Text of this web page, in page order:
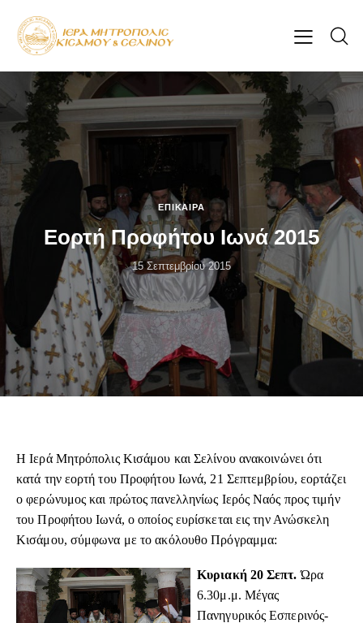
ΕΠΊΚΑΙΡΑ
Εορτή Προφήτου Ιωνά 2015
15 Σεπτεμβρίου 2015
Η Ιερά Μητρόπολις Κισάμου και Σελίνου ανακοινώνει ότι
κατά την εορτή του Προφήτου Ιωνά, 21 Σεπτεμβρίου, εορτάζει
ο φερώνυμος και πρώτος πανελληνίως Ιερός Ναός προς τιμήν
του Προφήτου Ιωνά, ο οποίος ευρίσκεται εις την Ανώσκελη
Κισάμου, σύμφωνα με το ακόλουθο Πρόγραμμα:
Κυριακή 20 Σεπτ. Ώρα
6.30μ.μ. Μέγας
Πανηγυρικός Εσπερινός-